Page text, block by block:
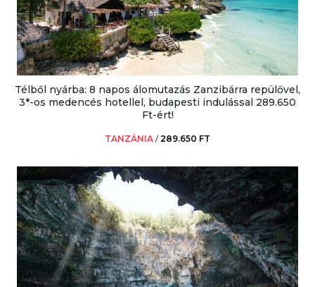
Télből nyárba: 8 napos álomutazás Zanzibárra repülővel,
3*-os medencés hotellel, budapesti indulással 289.650
Ft-ért!
TANZÁNIA /289.650 FT